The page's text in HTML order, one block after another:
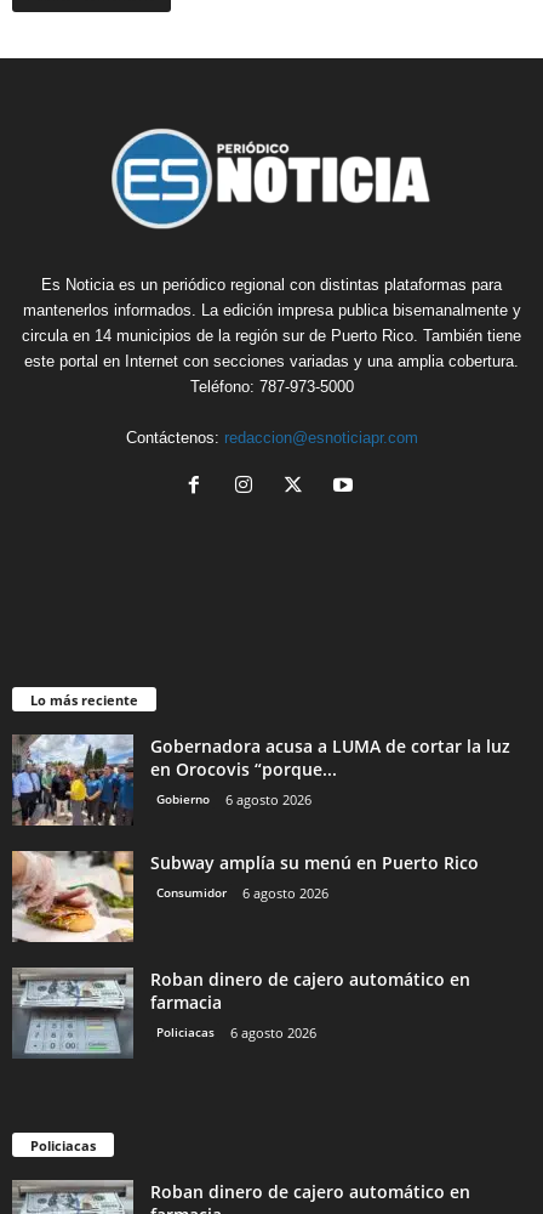
Es Noticia es un periódico regional con distintas plataformas para
mantenerlos informados. La edición impresa publica bisemanalmente y
circula en 14 municipios de la región sur de Puerto Rico. También tiene
este portal en Internet con secciones variadas y una amplia cobertura.
Teléfono: 787-973-5000
Contáctenos: redaccion@esnoticiapr.com
Lo más reciente
Gobernadora acusa a LUMA de cortar la luz
en Orocovis “porque...
Gobierno 6 agosto 2026
Subway amplía su menú en Puerto Rico
Consumidor 6 agosto 2026
Roban dinero de cajero automático en
farmacia
Policiacas 6 agosto 2026
Policiacas
Roban dinero de cajero automático en